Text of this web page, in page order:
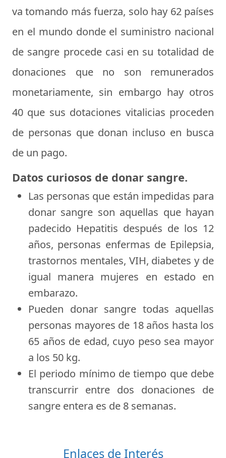
va tomando más fuerza, solo hay 62 países
en el mundo donde el suministro nacional
de sangre procede casi en su totalidad de
donaciones que no son remunerados
monetariamente, sin embargo hay otros
40 que sus dotaciones vitalicias proceden
de personas que donan incluso en busca
de un pago.
Datos curiosos de donar sangre.
Las personas que están impedidas para
donar sangre son aquellas que hayan
padecido Hepatitis después de los 12
años, personas enfermas de Epilepsia,
trastornos mentales, VIH, diabetes y de
igual manera mujeres en estado en
embarazo.
Pueden donar sangre todas aquellas
personas mayores de 18 años hasta los
65 años de edad, cuyo peso sea mayor
a los 50 kg.
El periodo mínimo de tiempo que debe
transcurrir entre dos donaciones de
sangre entera es de 8 semanas.
Enlaces de Interés